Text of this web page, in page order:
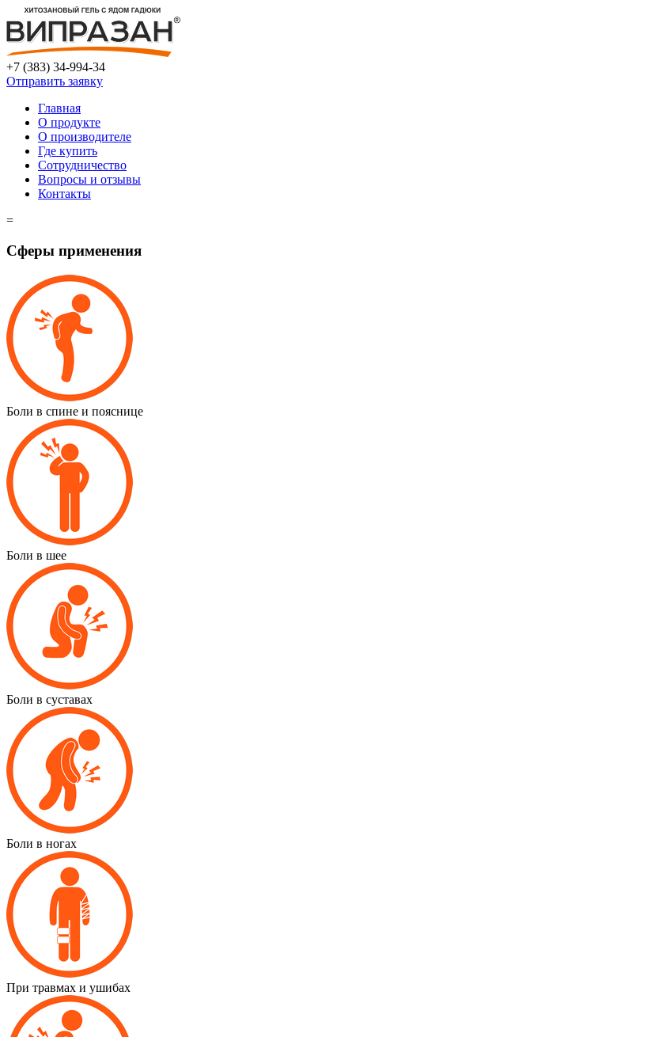
+7 (383) 34-994-34
Отправить заявку
Главная
О продукте
О производителе
Где купить
Сотрудничество
Вопросы и отзывы
Контакты
=
Сферы применения
Боли в спине и пояснице
Боли в шее
Боли в суставах
Боли в ногах
При травмах и ушибах